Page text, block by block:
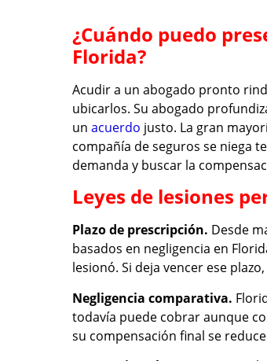
¿Cuándo puedo
Florida?
Acudir a un abogado pronto
ubicarlos. Su abogado
un acuerdo justo. La gran
compañía de seguros se niega
demanda y buscar la
Leyes de lesiones
Plazo de prescripción. Desde
basados en negligencia en
lesionó. Si deja vencer ese
Negligencia comparativa.
todavía puede cobrar aunque
su compensación final se